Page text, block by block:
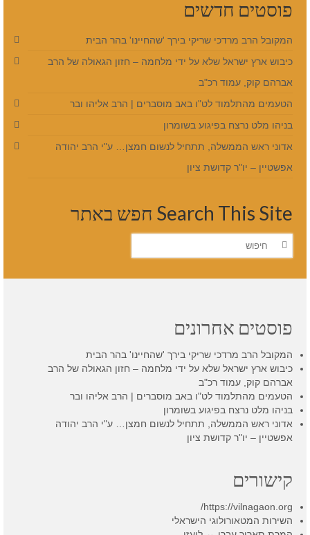
פוסטים חדשים
המקובל הרב מרדכי שריקי בירך 'שהחיינו' בהר הבית
כיבוש ארץ ישראל שלא על ידי מלחמה – חזון הגאולה של הרב
אברהם קוק, עמוד רכ"ב
הטעמים מהתלמוד לט"ו באב מוסברים | הרב אליהו ובר
בניהו מלט נרצח בפיגוע בשומרון
אדוני ראש הממשלה, תתחיל לנשום חמצן… ע"י הרב יהודה
אפשטיין – יו"ר קדושת ציון
Search This Site חפש באתר
חפש
פוסטים אחרונים
המקובל הרב מרדכי שריקי בירך 'שהחיינו' בהר הבית
כיבוש ארץ ישראל שלא על ידי מלחמה – חזון הגאולה של הרב
אברהם קוק, עמוד רכ"ב
הטעמים מהתלמוד לט"ו באב מוסברים | הרב אליהו ובר
בניהו מלט נרצח בפיגוע בשומרון
אדוני ראש הממשלה, תתחיל לנשום חמצן… ע"י הרב יהודה
אפשטיין – יו"ר קדושת ציון
קישורים
https://vilnagaon.org/
השירות המטאורולוגי הישראלי